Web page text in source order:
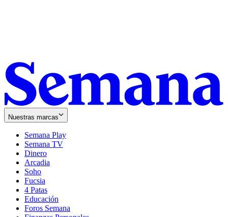
Nuestras marcas
Semana Play
Semana TV
Dinero
Arcadia
Soho
in
new
window
Fucsia
in
new
window
4 Patas
Educación
Foros Semana